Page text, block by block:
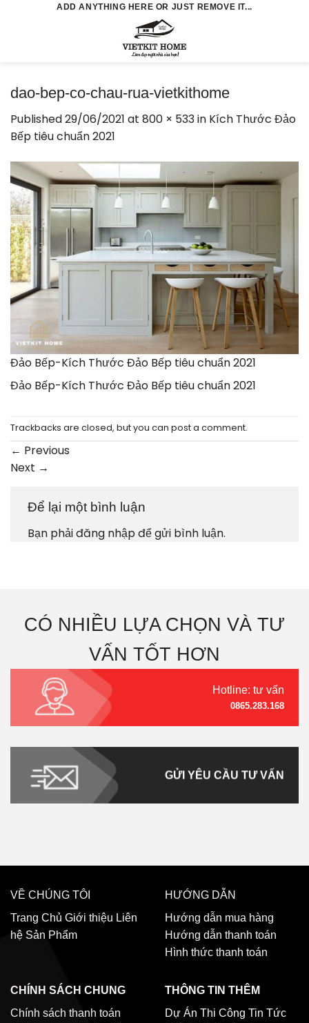
ADD ANYTHING HERE OR JUST REMOVE IT...
dao-bep-co-chau-rua-vietkithome
Published29/06/2021 at 800 × 533in Kích Thước Đảo
Bếp tiêu chuẩn 2021
Đảo Bếp-Kích Thước Đảo Bếp tiêu chuẩn 2021
Đảo Bếp-Kích Thước Đảo Bếp tiêu chuẩn 2021
Trackbacks are closed, but you can post a comment.
← Previous
Next →
Để lại một bình luận
Bạn phảiđăng nhậpđể gửi bình luận.
CÓ NHIỀU LỰA CHỌN VÀ TƯ
VẤN TỐT HƠN
Hotline: tư vấn
0865.283.168
GỬI YÊU CẦU TƯ VẤN
VỀ CHÚNG TÔI
Trang Chủ Giới thiệu Liên
hệ Sản Phẩm
HƯỚNG DẪN
Hướng dẫn mua hàng
Hướng dẫn thanh toán
Hình thức thanh toán
CHÍNH SÁCH CHUNG
Chính sách thanh toán
THÔNG TIN THÊM
Dự Án Thi Công Tin Tức